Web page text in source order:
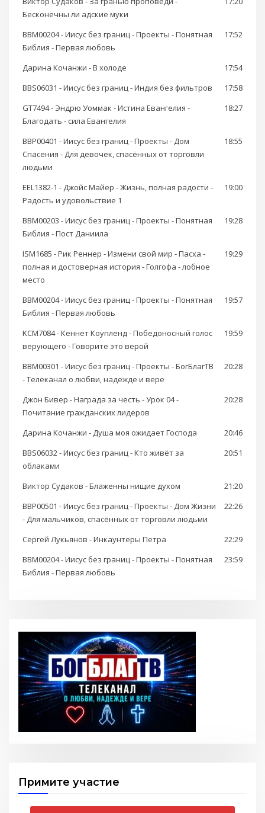
Бесконечны ли адские муки
BBM00204 - Иисус без границ - Проекты - Понятная
Библия - Первая любовь
17:52
Дарина Кочанжи - В холоде
17:54
BBS06031 - Иисус без границ - Индия без фильтров
17:58
GT7494 - Эндрю Уоммак - Истина Евангелия -
Благодать - сила Евангелия
18:27
BBP00401 - Иисус без границ - Проекты - Дом
Спасения - Для девочек, спасённых от торговли
людьми
18:55
EEL1382-1 - Джойс Майер - Жизнь, полная радости -
Радость и удовольствие 1
19:00
BBM00203 - Иисус без границ - Проекты - Понятная
Библия - Пост Даниила
19:28
ISM1685 - Рик Реннер - Измени свой мир - Пасха -
полная и достоверная история - Голгофа - лобное
место
19:29
BBM00204 - Иисус без границ - Проекты - Понятная
Библия - Первая любовь
19:57
KCM7084 - Кеннет Коупленд - Победоносный голос
верующего - Говорите это верой
19:59
BBM00301 - Иисус без границ - Проекты - БогБлагТВ
- Телеканал о любви, надежде и вере
20:28
Джон Бивер - Награда за честь - Урок 04 -
Почитание гражданских лидеров
20:28
Дарина Кочанжи - Душа моя ожидает Господа
20:46
BBS06032 - Иисус без границ - Кто живёт за
облаками
20:51
Виктор Судаков - Блаженны нищие духом
21:20
BBP00501 - Иисус без границ - Проекты - Дом Жизни
- Для мальчиков, спасённых от торговли людьми
22:26
Сергей Лукьянов - Инкаунтеры Петра
22:29
BBM00204 - Иисус без границ - Проекты - Понятная
Библия - Первая любовь
23:59
Примите участие